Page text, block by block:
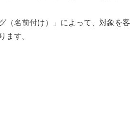
（名前付け）」によって、対象を客
ます。